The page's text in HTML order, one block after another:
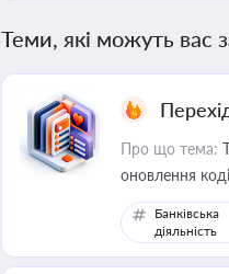
Теми, які можуть вас
Про що тема:
оновлення
Банківська
діяльність